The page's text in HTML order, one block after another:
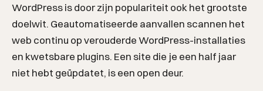
BRANCHES
WordPress is door zijn populariteit ook het grootste
doelwit. Geautomatiseerde aanvallen scannen het
web continu op verouderde WordPress-installaties
en kwetsbare plugins. Een site die je een half jaar
niet hebt geüpdatet, is een open deur.